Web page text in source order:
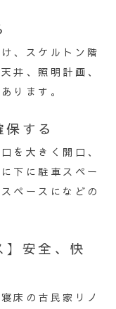
、スケルトン階
井、照明計画、
ります。
する
を大きく開口、
下に駐車スペー
ペースになどの
】安全、快
床の古民家リノ